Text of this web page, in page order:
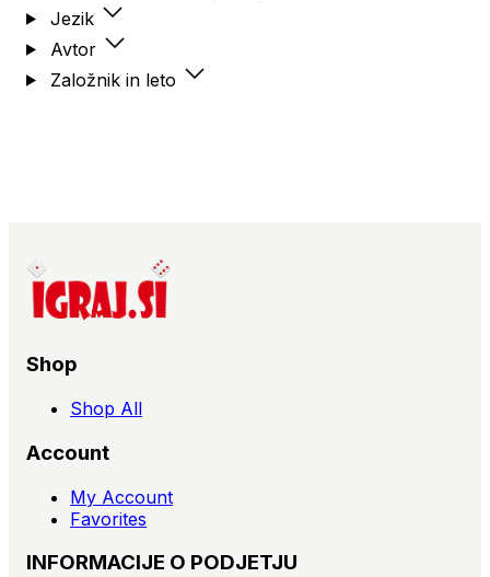
Jezik
Avtor
Založnik in leto
Shop
Shop All
Account
My Account
Favorites
INFORMACIJE O PODJETJU